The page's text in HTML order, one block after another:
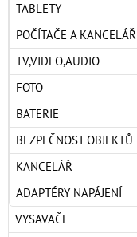
TABLETY
POČÍTAČE A KANCELÁŘ
TV,VIDEO,AUDIO
FOTO
BATERIE
BEZPEČNOST OBJEKTŮ
KANCELÁŘ
ADAPTÉRY NAPÁJENÍ
VYSAVAČE